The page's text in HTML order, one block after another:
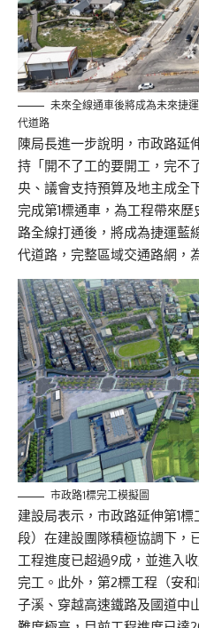
未來全線通車後將成為未來捷
代道路
陳局長進一步說明，市政路延
持「開不了工的要開工，完不
央、議會支持預算及地主成全
完成第1標通車，為工程帶來
路全線打通後，將成為捷運藍
代道路，完整區域交通路網，
市政路1標完工模擬圖
建設局表示，市政路延伸第1
段）在建設團隊積極協調下，
工程進度已超過9成，並進入
完工。此外，第2標工程（安
子溪、穿越高速鐵路及國道中